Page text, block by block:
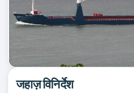
जहाज़ विनिर्देश